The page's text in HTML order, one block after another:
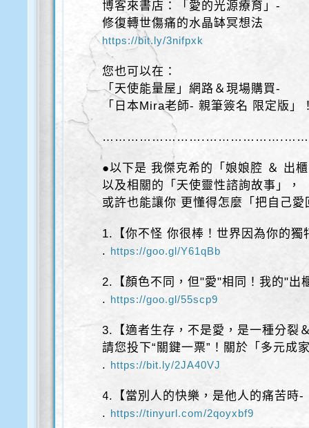
博客來書店：「愛的光源療育」-
修復轉世傷痛的水晶缽冥想法
https://bit.ly/3nifpxk
您也可以在：
「天使能量屋」網路＆現場購買-
「日本Mira老師- 親筆簽名 限定版」
●以下是 我傑克希的「娘娘腔 ＆ 出
以及相關的「天使靈性諮詢故事」，
或許也能讓你 更懂得怎麼「把自己愛
1.【你不怪 你很棒！世界因為你的獨
. https://goo.gl/Y61qBb
2.【顏色不同，但"愛"相同！我的"出
. https://goo.gl/55scp9
3.【適者生存，不是愛，是一種分裂
請您投下“關鍵一票”！關於「多元成
. https://bit.ly/2JA40VJ
4.【當別人的快樂，是他人的痛苦時-
. https://tinyurl.com/2qoyxbf9